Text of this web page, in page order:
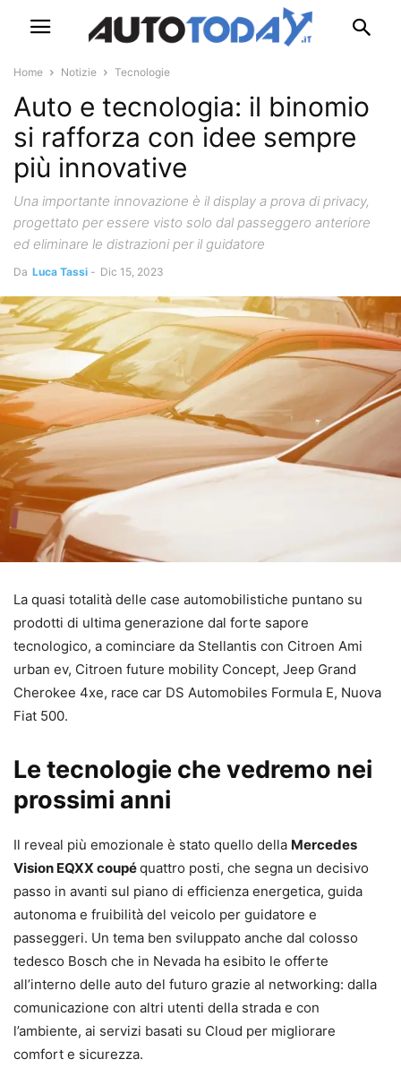
Home Notizie Tecnologie
Auto e tecnologia: il binomio
si rafforza con idee sempre
più innovative
Una importante innovazione è il display a prova di privacy,
progettato per essere visto solo dal passeggero anteriore
ed eliminare le distrazioni per il guidatore
Da Luca Tassi - Dic 15, 2023
La quasi totalità delle case automobilistiche puntano su
prodotti di ultima generazione dal forte sapore
tecnologico, a cominciare da Stellantis con Citroen Ami
urban ev, Citroen future mobility Concept, Jeep Grand
Cherokee 4xe, race car DS Automobiles Formula E, Nuova
Fiat 500.
Le tecnologie che vedremo nei
prossimi anni
Il reveal più emozionale è stato quello della Mercedes
Vision EQXX coupéquattro posti, che segna un decisivo
passo in avanti sul piano di efficienza energetica, guida
autonoma e fruibilità del veicolo per guidatore e
passeggeri. Un tema ben sviluppato anche dal colosso
tedesco Bosch che in Nevada ha esibito le offerte
all’interno delle auto del futuro grazie al networking: dalla
comunicazione con altri utenti della strada e con
l’ambiente, ai servizi basati su Cloud per migliorare
comfort e sicurezza.